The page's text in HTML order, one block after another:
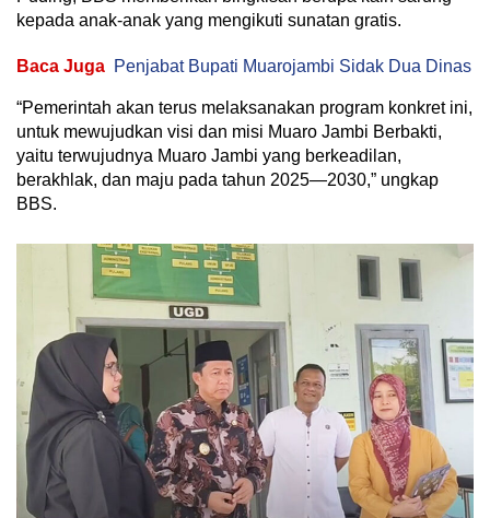
kepada anak-anak yang mengikuti sunatan gratis.
Baca Juga Penjabat Bupati Muarojambi Sidak Dua Dinas
“Pemerintah akan terus melaksanakan program konkret ini,
untuk mewujudkan visi dan misi Muaro Jambi Berbakti,
yaitu terwujudnya Muaro Jambi yang berkeadilan,
berakhlak, dan maju pada tahun 2025—2030,” ungkap
BBS.